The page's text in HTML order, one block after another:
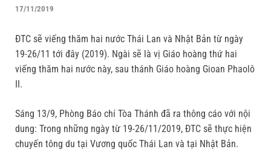
17/11/2019
ĐTC sẽ viếng thăm hai nước Thái Lan và Nhật Bản từ ngày
19-26/11 tới đây (2019). Ngài sẽ là vị Giáo hoàng thứ hai
viếng thăm hai nước này, sau thánh Giáo hoàng Gioan Phaolô
II.
Sáng 13/9, Phòng Báo chí Tòa Thánh đã ra thông cáo với nội
dung: Trong những ngày từ 19-26/11/2019, ĐTC sẽ thực hiện
chuyến tông du tại Vương quốc Thái Lan và tại Nhật Bản.